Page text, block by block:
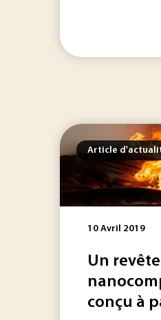
Article
10 Avril 2019
Un
conçu à